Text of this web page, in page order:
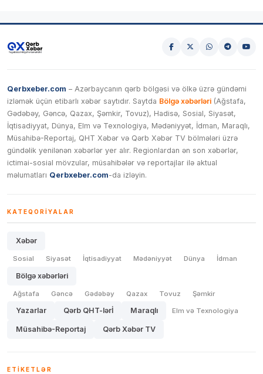
Qerbxeber.com – Azərbaycanın qərb bölgəsi və ölkə üzrə gündəmi
izləmək üçün etibarlı xəbər saytıdır. Saytda Bölgə xəbərləri (Ağstafa,
Gədəbəy, Gəncə, Qazax, Şəmkir, Tovuz), Hadisə, Sosial, Siyasət,
İqtisadiyyat, Dünya, Elm və Texnologiya, Mədəniyyət, İdman, Maraqlı,
Müsahibə-Reportaj, QHT Xəbər və Qərb Xəbər TV bölmələri üzrə
gündəlik yenilənən xəbərlər yer alır. Regionlardan ən son xəbərlər,
ictimai-sosial mövzular, müsahibələr və reportajlar ilə aktual
məlumatları Qerbxeber.com-da izləyin.
KATEQORIYALAR
Xəbər
Sosial Siyasət İqtisadiyyat Mədəniyyət Dünya İdman
Bölgə xəbərləri
Ağstafa Gəncə Gədəbəy Qazax Tovuz Şəmkir
Yazarlar Qərb QHT-lərİ Maraqlı Elm və Texnologiya
Müsahibə-Reportaj Qərb Xəbər TV
ETIKETLƏR